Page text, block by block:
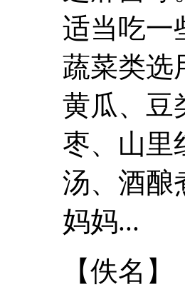
适当吃一
蔬菜类选
黄瓜、豆
枣、山里
汤、酒酿
妈妈...
【佚名】